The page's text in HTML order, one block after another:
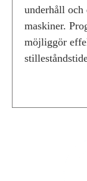
underhåll
maskiner.
möjliggör